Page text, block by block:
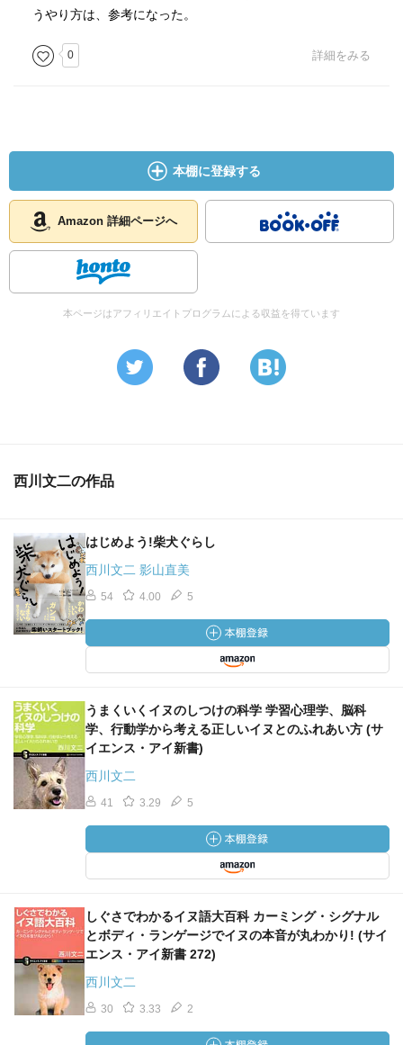
うやり方は、参考になった。
0 詳細をみる
本棚に登録する
Amazon 詳細ページへ
本ページはアフィリエイトプログラムによる収益を得ています
西川文二の作品
はじめよう!柴犬ぐらし
西川文二 影山直美
54 4.00 5
うまくいくイヌのしつけの科学 学習心理学、脳科
学、行動学から考える正しいイヌとのふれあい方 (サ
イエンス・アイ新書)
西川文二
41 3.29 5
しぐさでわかるイヌ語大百科 カーミング・シグナル
とボディ・ランゲージでイヌの本音が丸わかり! (サイ
エンス・アイ新書 272)
西川文二
30 3.33 2